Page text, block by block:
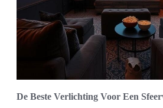
De Beste Verlichting Voor Een